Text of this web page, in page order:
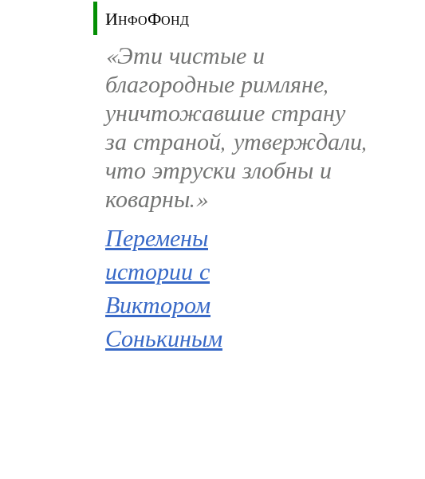
ИнфоФонд
«Эти чистые и
благородные римляне,
уничтожавшие страну
за страной, утверждали,
что этруски злобны и
коварны.»
Перемены
истории с
Виктором
Сонькиным